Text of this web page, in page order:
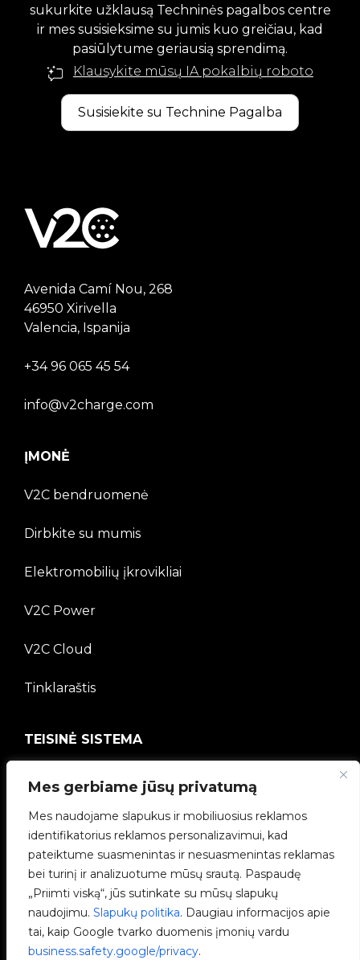
Mes gerbiame jūsų privatumą
Mes naudojame slapukus ir mobiliuosius reklamos
identifikatorius reklamos personalizavimui, kad
pateiktume suasmenintas ir nesuasmenintas reklamas
bei turinį ir analizuotume mūsų srautą. Paspaudę
„Priimti viską“, jūs sutinkate su mūsų slapukų
naudojimu. Slapukų politika. Daugiau informacijos apie
tai, kaip Google tvarko duomenis įmonių vardu
business.safety.google/privacy.
sukurkite užklausą Techninės pagalbos centre
ir mes susisieksime su jumis kuo greičiau, kad
pasiūlytume geriausią sprendimą.
Klausykite mūsų IA pokalbių roboto
Susisiekite su Technine Pagalba
Avenida Camí Nou, 268
46950 Xirivella
Valencia, Ispanija
+34 96 065 45 54
info@v2charge.com
ĮMONĖ
V2C bendruomenė
Dirbkite su mumis
Elektromobilių įkrovikliai
V2C Power
V2C Cloud
Tinklaraštis
TEISINĖ SISTEMA
Privatumo politika
Teisinė informacija
Slapukų politika
Etikos kanalas
Kokybės politika